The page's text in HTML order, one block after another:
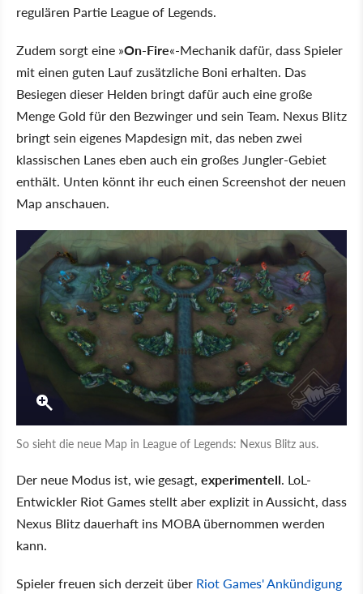
regulären Partie League of Legends.
Zudem sorgt eine »On-Fire«-Mechanik dafür, dass Spieler
mit einen guten Lauf zusätzliche Boni erhalten. Das
Besiegen dieser Helden bringt dafür auch eine große
Menge Gold für den Bezwinger und sein Team. Nexus Blitz
bringt sein eigenes Mapdesign mit, das neben zwei
klassischen Lanes eben auch ein großes Jungler-Gebiet
enthält. Unten könnt ihr euch einen Screenshot der neuen
Map anschauen.
So sieht die neue Map in League of Legends: Nexus Blitz aus.
Der neue Modus ist, wie gesagt, experimentell. LoL-
Entwickler Riot Games stellt aber explizit in Aussicht, dass
Nexus Blitz dauerhaft ins MOBA übernommen werden
kann.
Spieler freuen sich derzeit über Riot Games' Ankündigung